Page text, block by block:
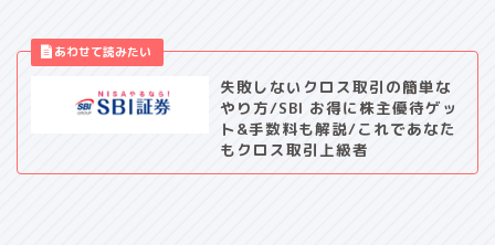
失敗しないクロス取引の簡単な
やり方/SBI お得に株主優待ゲッ
ト&手数料も解説/これであなた
もクロス取引上級者